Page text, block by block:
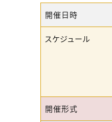
開催日時
スケジュール
開催形式